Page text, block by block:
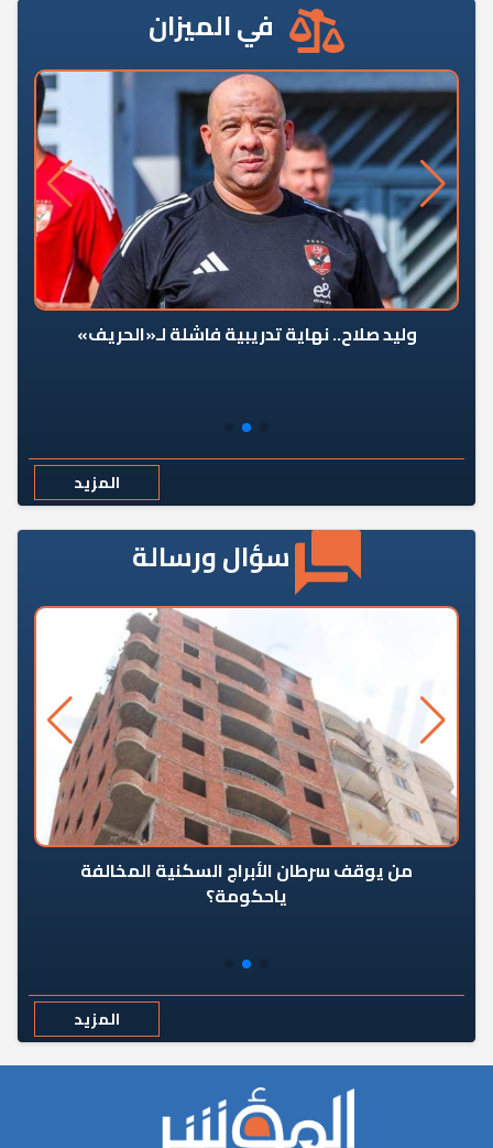
في الميزان
وليد صلاح.. نهاية تدريبية فاشلة لـ«الحريف»
المزيد
سؤال ورسالة
من يوقف سرطان الأبراج السكنية المخالفة
ياحكومة؟
المزيد